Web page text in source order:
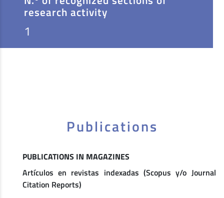
research activity
1
Publications
PUBLICATIONS IN MAGAZINES
Artículos en revistas indexadas (Scopus y/o Journal
Citation Reports)